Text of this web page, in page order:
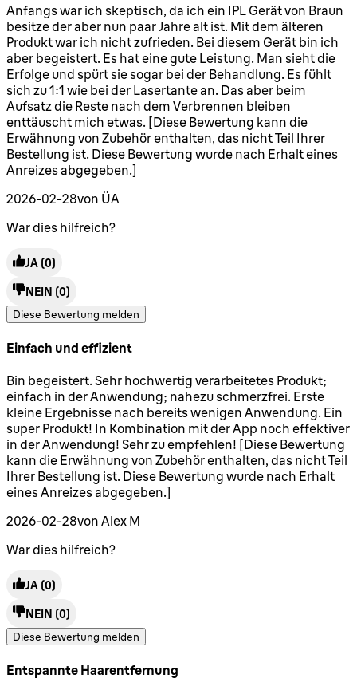
5 Sterne von maximal 5
Anfangs war ich skeptisch, da ich ein IPL Gerät von Braun
besitze der aber nun paar Jahre alt ist. Mit dem älteren
Produkt war ich nicht zufrieden. Bei diesem Gerät bin ich
aber begeistert. Es hat eine gute Leistung. Man sieht die
Erfolge und spürt sie sogar bei der Behandlung. Es fühlt
sich zu 1:1 wie bei der Lasertante an. Das aber beim
Aufsatz die Reste nach dem Verbrennen bleiben
enttäuscht mich etwas. [Diese Bewertung kann die
Erwähnung von Zubehör enthalten, das nicht Teil Ihrer
Bestellung ist. Diese Bewertung wurde nach Erhalt eines
Anreizes abgegeben.]
2026-02-28von ÜA
War dies hilfreich?
JA (0)
NEIN (0)
Diese Bewertung melden
Einfach und effizient
5 Sterne von maximal 5
Bin begeistert. Sehr hochwertig verarbeitetes Produkt;
einfach in der Anwendung; nahezu schmerzfrei. Erste
kleine Ergebnisse nach bereits wenigen Anwendung. Ein
super Produkt! In Kombination mit der App noch effektiver
in der Anwendung! Sehr zu empfehlen! [Diese Bewertung
kann die Erwähnung von Zubehör enthalten, das nicht Teil
Ihrer Bestellung ist. Diese Bewertung wurde nach Erhalt
eines Anreizes abgegeben.]
2026-02-28von Alex M
War dies hilfreich?
JA (0)
NEIN (0)
Diese Bewertung melden
Entspannte Haarentfernung